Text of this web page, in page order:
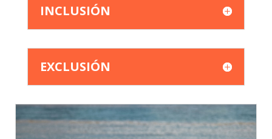
INCLUSIÓN
EXCLUSIÓN